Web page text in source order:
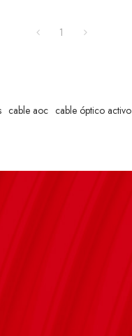
1
cable aoc cable óptico activo